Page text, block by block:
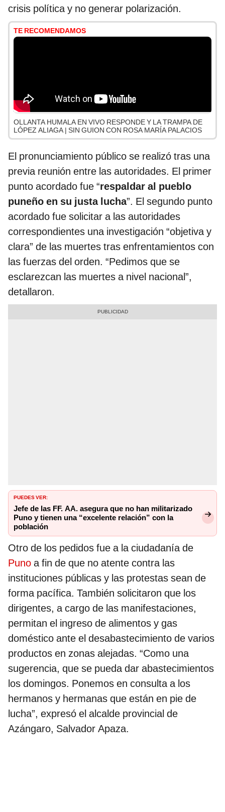
crisis política y no generar polarización.
TE RECOMENDAMOS
OLLANTA HUMALA EN VIVO RESPONDE Y LA TRAMPA DE
LÓPEZ ALIAGA | SIN GUION CON ROSA MARÍA PALACIOS
El pronunciamiento público se realizó tras una
previa reunión entre las autoridades. El primer
punto acordado fue “respaldar al pueblo
puneño en su justa lucha”. El segundo punto
acordado fue solicitar a las autoridades
correspondientes una investigación “objetiva y
clara” de las muertes tras enfrentamientos con
las fuerzas del orden. “Pedimos que se
esclarezcan las muertes a nivel nacional”,
detallaron.
PUEDES VER:
Jefe de las FF. AA. asegura que no han militarizado
Puno y tienen una “excelente relación” con la
población
Otro de los pedidos fue a la ciudadanía de
Puno a fin de que no atente contra las
instituciones públicas y las protestas sean de
forma pacífica. También solicitaron que los
dirigentes, a cargo de las manifestaciones,
permitan el ingreso de alimentos y gas
doméstico ante el desabastecimiento de varios
productos en zonas alejadas. “Como una
sugerencia, que se pueda dar abastecimientos
los domingos. Ponemos en consulta a los
hermanos y hermanas que están en pie de
lucha”, expresó el alcalde provincial de
Azángaro, Salvador Apaza.